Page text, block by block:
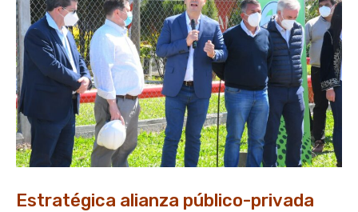
Estratégica alianza público-privada